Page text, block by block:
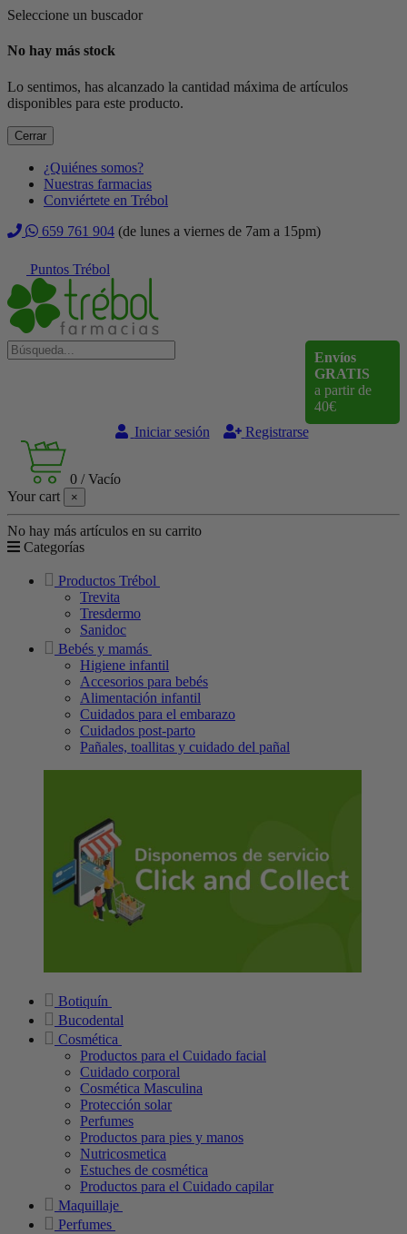
Seleccione un buscador
No hay más stock
Lo sentimos, has alcanzado la cantidad máxima de artículos
disponibles para este producto.
Cerrar
¿Quiénes somos?
Nuestras farmacias
Conviértete en Trébol
659 761 904 (de lunes a viernes de 7am a 15pm)
Puntos Trébol
Envíos
GRATIS
a partir de
40€
Iniciar sesión
Registrarse
0 /Vacío
Your cart
×
No hay más artículos en su carrito
Categorías
Productos Trébol
Trevita
Tresdermo
Sanidoc
Bebés y mamás
Higiene infantil
Accesorios para bebés
Alimentación infantil
Cuidados para el embarazo
Cuidados post-parto
Pañales, toallitas y cuidado del pañal
Botiquín
Bucodental
Cosmética
Productos para el Cuidado facial
Cuidado corporal
Cosmética Masculina
Protección solar
Perfumes
Productos para pies y manos
Nutricosmetica
Estuches de cosmética
Productos para el Cuidado capilar
Maquillaje
Perfumes